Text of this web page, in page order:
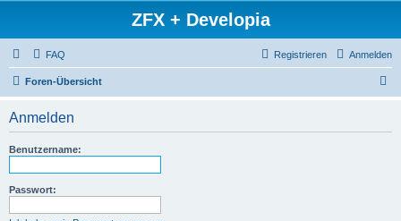
ZFX + Developia
FAQ Anmelden
Registrieren
Foren-Übersicht
Anmelden
Benutzername:
Passwort: